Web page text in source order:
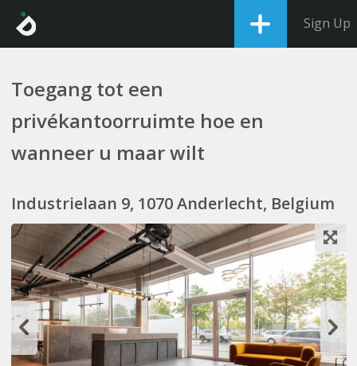
Sign Up
Toegang tot een
privékantoorruimte hoe en
wanneer u maar wilt
Industrielaan 9, 1070 Anderlecht, Belgium